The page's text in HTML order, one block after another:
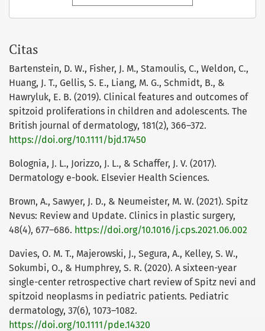
Citas
Bartenstein, D. W., Fisher, J. M., Stamoulis, C., Weldon, C.,
Huang, J. T., Gellis, S. E., Liang, M. G., Schmidt, B., &
Hawryluk, E. B. (2019). Clinical features and outcomes of
spitzoid proliferations in children and adolescents. The
British journal of dermatology, 181(2), 366–372.
https://doi.org/10.1111/bjd.17450
Bolognia, J. L., Jorizzo, J. L., & Schaffer, J. V. (2017).
Dermatology e-book. Elsevier Health Sciences.
Brown, A., Sawyer, J. D., & Neumeister, M. W. (2021). Spitz
Nevus: Review and Update. Clinics in plastic surgery,
48(4), 677–686. https://doi.org/10.1016/j.cps.2021.06.002
Davies, O. M. T., Majerowski, J., Segura, A., Kelley, S. W.,
Sokumbi, O., & Humphrey, S. R. (2020). A sixteen-year
single-center retrospective chart review of Spitz nevi and
spitzoid neoplasms in pediatric patients. Pediatric
dermatology, 37(6), 1073–1082.
https://doi.org/10.1111/pde.14320